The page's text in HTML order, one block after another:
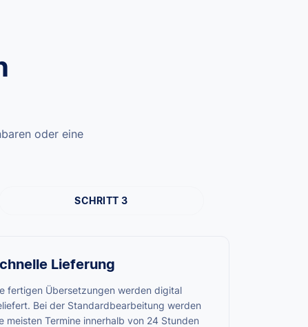
oder eine
SCHRITT 3
Lieferung
fertigen Übersetzungen werden digital
Bei der Standardbearbeitung werden
meisten Termine innerhalb von 24 Stunden